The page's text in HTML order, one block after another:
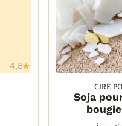
4,8
2 kg
2 kg
DETAILS
CIRE
Soja